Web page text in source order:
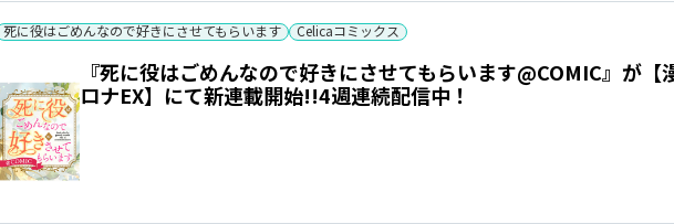
死に役はごめんなので好きにさせてもらいます Celicaコミックス
『死に役はごめんなので好きにさせてもらいます@COMIC』が【
ロナEX】にて新連載開始!!4週連続配信中！